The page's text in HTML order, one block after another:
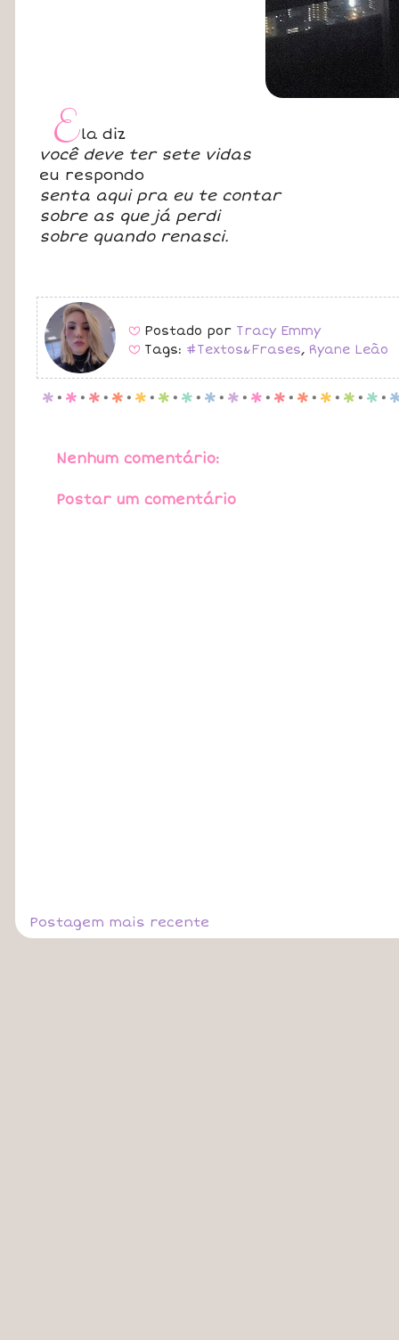
Ela diz
você deve ter sete vidas
eu respondo
senta aqui pra eu te contar
sobre as que já perdi
sobre quando renasci.
B Postado por Tracy Emmy
B Tags: #Textos&Frases, Ryane Leão
p . p . p . p . p . p . p . p . p . p . p . p . p . p . p .
Nenhum comentário:
Postar um comentário
Postagem mais recente